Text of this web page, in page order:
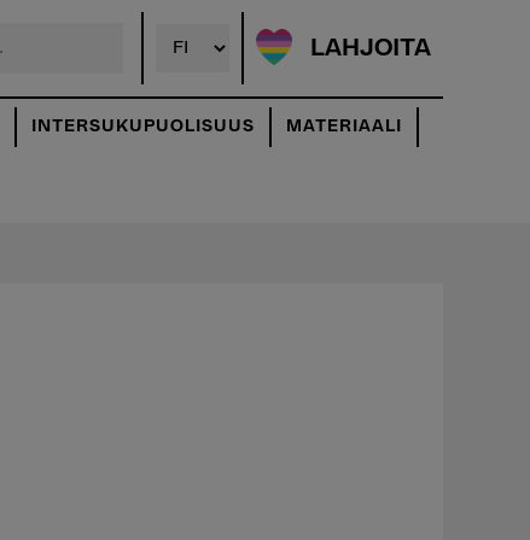
LAHJOITA
INTERSUKUPUOLISUUS MATERIAALI